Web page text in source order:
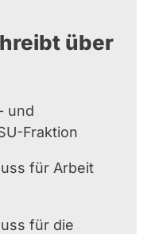
über
und
Fraktion
für Arbeit
für die